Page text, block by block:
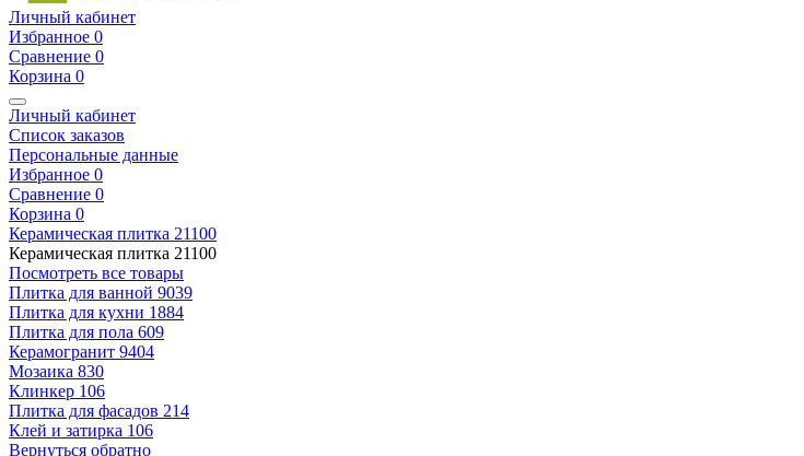
Личный кабинет
Избранное 0
Сравнение 0
Корзина 0
Личный кабинет
Список заказов
Персональные данные
Избранное 0
Сравнение 0
Корзина 0
Керамическая плитка 21100
Керамическая плитка 21100
Посмотреть все товары
Плитка для ванной 9039
Плитка для кухни 1884
Плитка для пола 609
Керамогранит 9404
Мозаика 830
Клинкер 106
Плитка для фасадов 214
Клей и затирка 106
Вернуться обратно